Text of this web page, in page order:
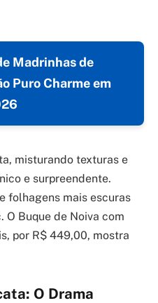
Madrinhas de
Puro Charme em
misturando texturas e
e surpreendente.
folhagens mais escuras
O Buque de Noiva com
por R$ 449,00, mostra
O Drama